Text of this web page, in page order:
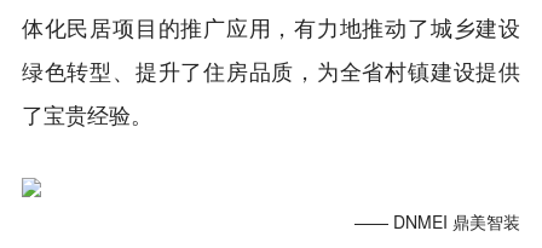
体化民居项目的推广应用，有力地推动了城乡建设
绿色转型、提升了住房品质，为全省村镇建设提供
了宝贵经验。
—— DNMEI 鼎美智装